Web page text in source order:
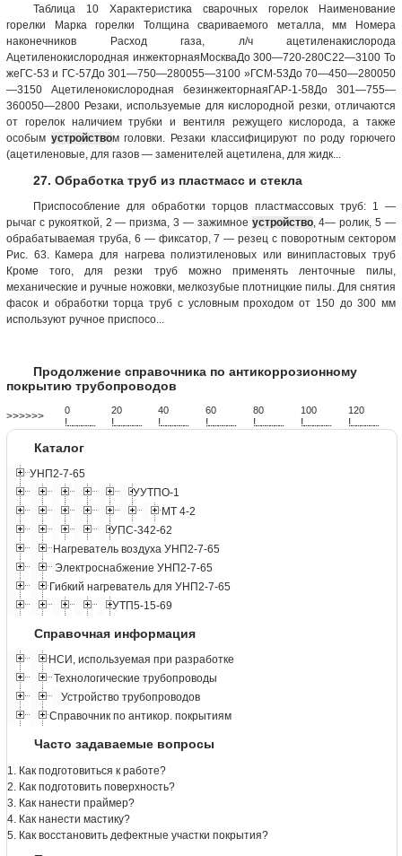
Таблица 10 Характеристика сварочных горелок Наименование
горелки Марка горелки Толщина свариваемого металла, мм Номера
наконечников Расход газа, л/ч ацетиленакислорода
Ацетиленокислородная инжекторнаяМоскваДо 300—720-280С22—3100 То
жеГС-53 и ГС-57До 301—750—280055—3100 »ГСМ-53До 70—450—280050
—3150 Ацетиленокислородная безинжекторнаяГАР-1-58До 301—755—
360050—2800 Резаки, используемые для кислородной резки, отличаются
от горелок наличием трубки и вентиля режущего кислорода, а также
особым устройством головки. Резаки классифицируют по роду горючего
(ацетиленовые, для газов — заменителей ацетилена, для жидк...
27. Обработка труб из пластмасс и стекла
Приспособление для обработки торцов пластмассовых труб: 1 —
рычаг с рукояткой, 2 — призма, 3 — зажимное устройство, 4— ролик, 5 —
обрабатываемая труба, 6 — фиксатор, 7 — резец с поворотным сектором
Рис. 63. Камера для нагрева полиэтиленовых или винипластовых труб
Кроме того, для резки труб можно применять ленточные пилы,
механические и ручные ножовки, мелкозубые плотницкие пилы. Для снятия
фасок и обработки торца труб с условным проходом от 150 до 300 мм
используют ручное приспосо...
Продолжение справочника по антикоррозионному
покрытию трубопроводов
>>>>>> 0
!...................
20
!...................
40
!...................
60
!...................
80
!...................
100
!...................
120
!...................
Каталог
УНП2-7-65
УУТПО-1
МТ 4-2
УПС-342-62
Нагреватель воздуха УНП2-7-65
Электроснабжение УНП2-7-65
Гибкий нагреватель для УНП2-7-65
УТП5-15-69
Справочная информация
НСИ, используемая при разработке
Технологические трубопроводы
Устройство трубопроводов
Справочник по антикор. покрытиям
Часто задаваемые вопросы
1. Как подготовиться к работе?
2. Как подготовить поверхность?
3. Как нанести праймер?
4. Как нанести мастику?
5. Как восстановить дефектные участки покрытия?